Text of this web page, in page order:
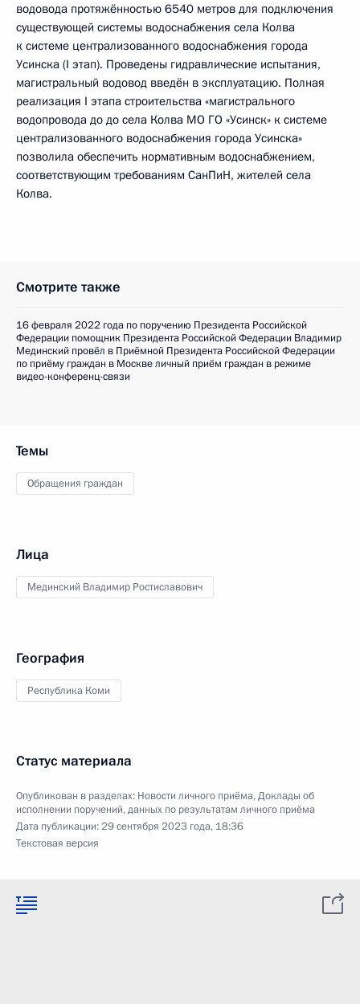
водовода протяжённостью 6540 метров для подключения
существующей системы водоснабжения села Колва
к системе централизованного водоснабжения города
Усинска (I этап). Проведены гидравлические испытания,
магистральный водовод введён в эксплуатацию. Полная
реализация I этапа строительства «магистрального
водопровода до до села Колва МО ГО «Усинск» к системе
централизованного водоснабжения города Усинска»
позволила обеспечить нормативным водоснабжением,
соответствующим требованиям СанПиН, жителей села
Колва.
Смотрите также
16 февраля 2022 года по поручению Президента Российской
Федерации помощник Президента Российской Федерации Владимир
Мединский провёл в Приёмной Президента Российской Федерации
по приёму граждан в Москве личный приём граждан в режиме
видео-конференц-связи
Темы
Обращения граждан
Лица
Мединский Владимир Ростиславович
География
Республика Коми
Статус материала
Опубликован в разделах: Новости личного приёма,Доклады об
исполнении поручений, данных по результатам личного приёма
Дата публикации:29 сентября 2023 года, 18:36
Текстовая версия